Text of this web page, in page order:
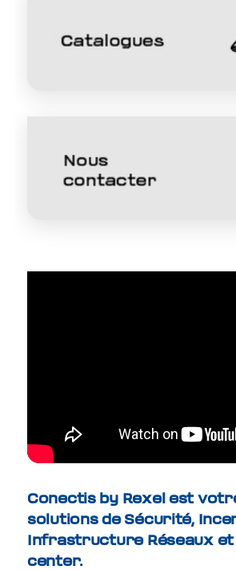
Conectis by Rexel est
solutions de Sécurité,
Infrastructure Réseaux et
center.